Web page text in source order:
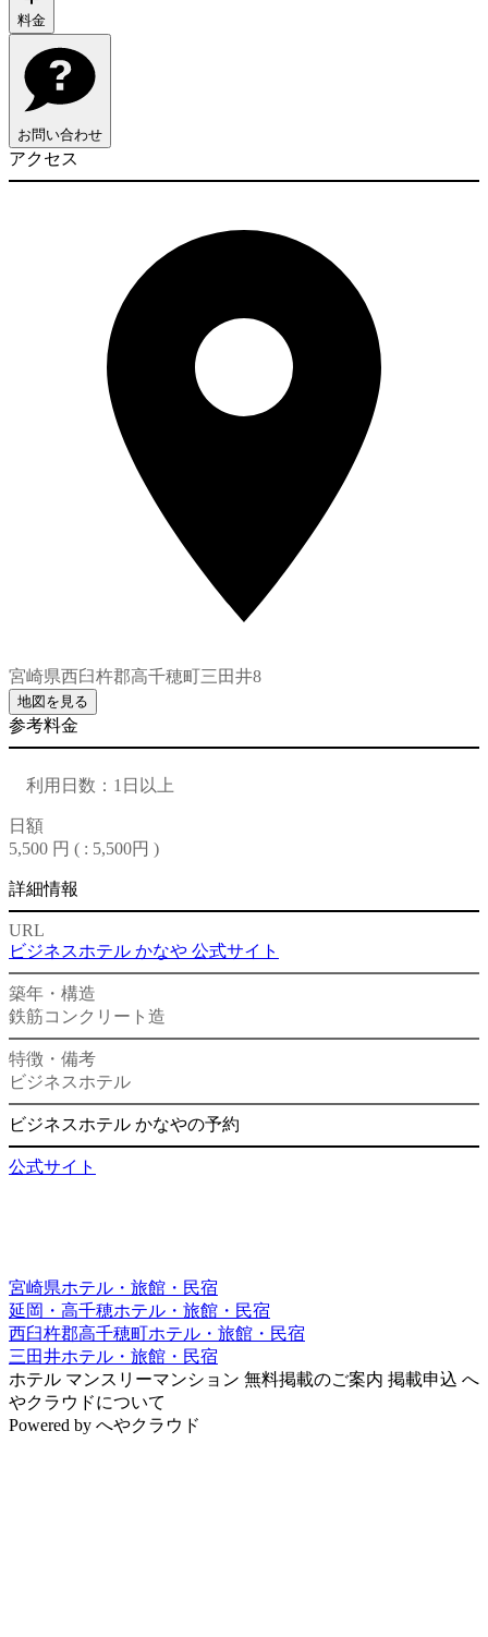
料金
お問い合わせ
アクセス
宮崎県西臼杵郡高千穂町三田井8
地図を見る
参考料金
利用日数：1日以上
日額
5,500 円 ( : 5,500円 )
詳細情報
URL
ビジネスホテル かなや 公式サイト
築年・構造
鉄筋コンクリート造
特徴・備考
ビジネスホテル
ビジネスホテル かなやの予約
公式サイト
宮崎県ホテル・旅館・民宿
延岡・高千穂ホテル・旅館・民宿
西臼杵郡高千穂町ホテル・旅館・民宿
三田井ホテル・旅館・民宿
ホテル マンスリーマンション 無料掲載のご案内 掲載申込 へ
やクラウドについて
Powered by へやクラウド